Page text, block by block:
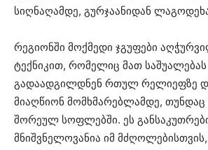
სიღნაღამდე, გურჯაანიდან
რეგიონში მოქმედი ჯგუფები
ტექნიკით, რომელიც მათ
გადაადგილდნენ რთულ რელიეფზე
მიაღწიონ მომხმარებლამდე, თუნდაც
შორეულ სოფლებში. ეს
მნიშვნელოვანია იმ